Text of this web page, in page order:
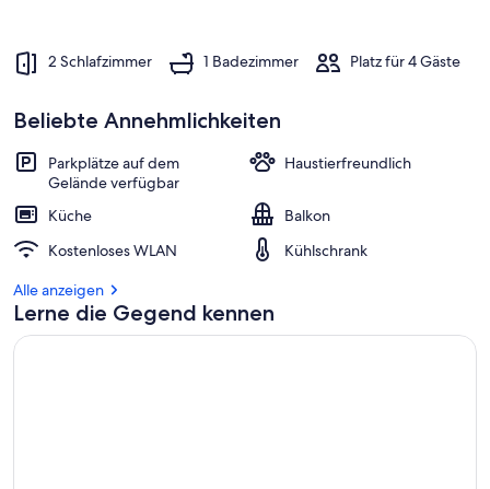
2 Schlafzimmer 1 Badezimmer Platz für 4 Gäste
Beliebte Annehmlichkeiten
Parkplätze auf dem
Gelände verfügbar
Haustierfreundlich
Küche
Balkon
Kostenloses WLAN
Kühlschrank
Alle anzeigen
Lerne die Gegend kennen